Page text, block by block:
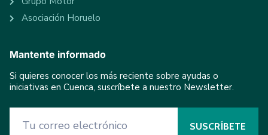
Asociación Horuelo
Mantente informado
Si quieres conocer los más reciente sobre ayudas o
iniciativas en Cuenca, suscríbete a nuestro Newsletter.